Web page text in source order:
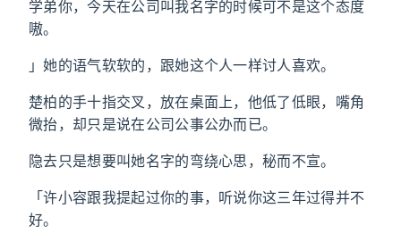
学弟你，今天在公司叫我名字的时候可不是这个态度
嗷。
」她的语气软软的，跟她这个人一样讨人喜欢。
楚柏的手十指交叉，放在桌面上，他低了低眼，嘴角
微抬，却只是说在公司公事公办而已。
隐去只是想要叫她名字的弯绕心思，秘而不宣。
「许小容跟我提起过你的事，听说你这三年过得并不
好。